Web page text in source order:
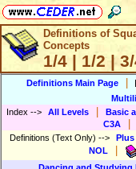
Definitions of
Concepts
1/4 | 1/2 |
Definitions Main Page
Index --> All Levels Basic
C3A
Definitions (Text Only) --> Plus
NOL